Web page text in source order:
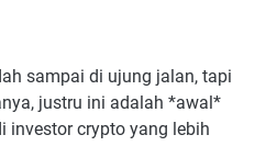
sampai di ujung jalan, tapi
justru ini adalah *awal*
investor crypto yang lebih